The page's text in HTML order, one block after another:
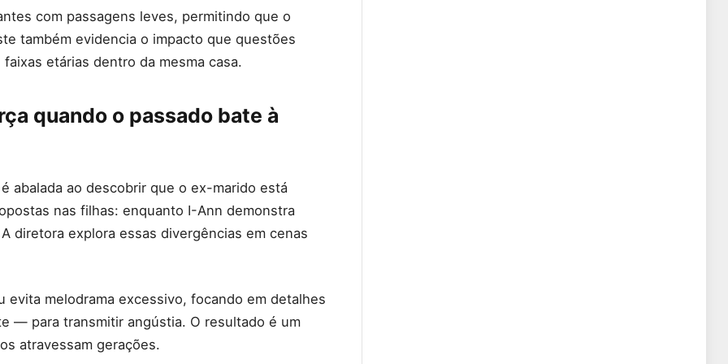
com passagens leves, permitindo que o
também evidencia o impacto que questões
etárias dentro da mesma casa.
quando o passado bate à
abalada ao descobrir que o ex-marido está
nas filhas: enquanto I-Ann demonstra
diretora explora essas divergências em cenas
melodrama excessivo, focando em detalhes
— para transmitir angústia. O resultado é um
atravessam gerações.